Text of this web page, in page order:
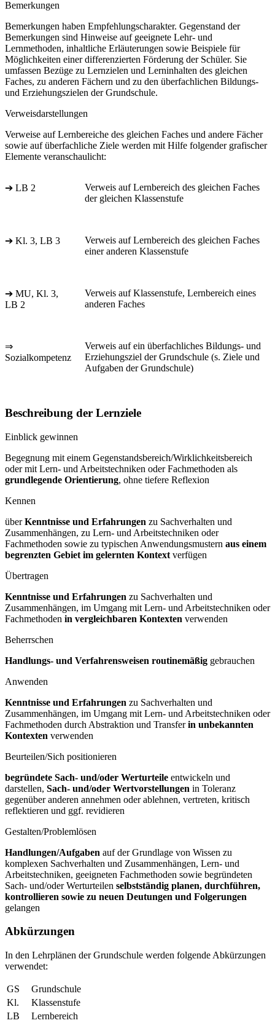
Bemerkungen
Bemerkungen haben Empfehlungscharakter. Gegenstand der
Bemerkungen sind Hinweise auf geeignete Lehr- und
Lernmethoden, inhaltliche Erläuterungen sowie Beispiele für
Möglichkeiten einer differenzierten Förderung der Schüler. Sie
umfassen Bezüge zu Lernzielen und Lerninhalten des gleichen
Faches, zu anderen Fächern und zu den überfachlichen Bildungs-
und Erziehungszielen der Grundschule.
Verweisdarstellungen
Verweise auf Lernbereiche des gleichen Faches und andere Fächer
sowie auf überfachliche Ziele werden mit Hilfe folgender grafischer
Elemente veranschaulicht:
➔ LB 2
Verweis auf Lernbereich des gleichen Faches
der gleichen Klassenstufe
➔ Kl. 3, LB 3
Verweis auf Lernbereich des gleichen Faches
einer anderen Klassenstufe
➔ MU, Kl. 3,
LB 2
Verweis auf Klassenstufe, Lernbereich eines
anderen Faches
⇒
Sozialkompetenz
Verweis auf ein überfachliches Bildungs- und
Erziehungsziel der Grundschule (s. Ziele und
Aufgaben der Grundschule)
Beschreibung der Lernziele
Einblick gewinnen
Begegnung mit einem Gegenstandsbereich/Wirklichkeitsbereich
oder mit Lern- und Arbeitstechniken oder Fachmethoden als
grundlegende Orientierung, ohne tiefere Reflexion
Kennen
überKenntnisse und Erfahrungen zu Sachverhalten und
Zusammenhängen, zu Lern- und Arbeitstechniken oder
Fachmethoden sowie zu typischen Anwendungsmustern aus einem
begrenzten Gebiet im gelernten Kontext verfügen
Übertragen
Kenntnisse und Erfahrungen zu Sachverhalten und
Zusammenhängen, im Umgang mit Lern- und Arbeitstechniken oder
Fachmethoden in vergleichbaren Kontexten verwenden
Beherrschen
Handlungs- und Verfahrensweisen routinemäßig gebrauchen
Anwenden
Kenntnisse und Erfahrungen zu Sachverhalten und
Zusammenhängen, im Umgang mit Lern- und Arbeitstechniken oder
Fachmethoden durch Abstraktion und Transferin unbekannten
Kontexten verwenden
Beurteilen/Sich positionieren
begründete Sach- und/oder Werturteile entwickeln und
darstellen, Sach- und/oder Wertvorstellungen in Toleranz
gegenüber anderen annehmen oder ablehnen, vertreten, kritisch
reflektieren und ggf. revidieren
Gestalten/Problemlösen
Handlungen/Aufgaben auf der Grundlage von Wissen zu
komplexen Sachverhalten und Zusammenhängen, Lern- und
Arbeitstechniken, geeigneten Fachmethoden sowie begründeten
Sach- und/oder Werturteilen selbstständig planen, durchführen,
kontrollieren sowie zu neuen Deutungen und Folgerungen
gelangen
Abkürzungen
In den Lehrplänen der Grundschule werden folgende Abkürzungen
verwendet:
GS
Grundschule
Kl.
Klassenstufe
LB
Lernbereich